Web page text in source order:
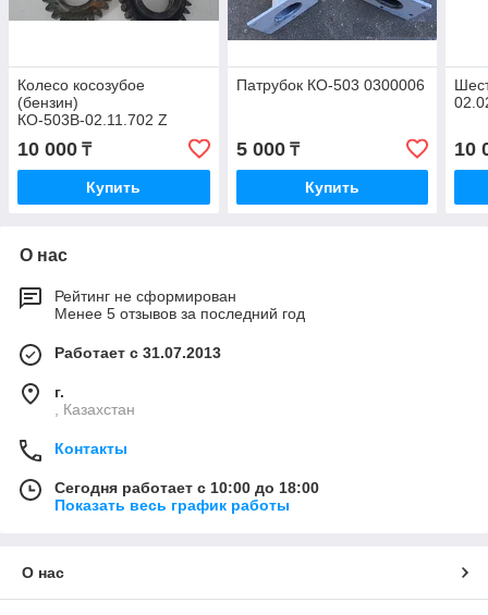
Колесо косозубое
(бензин)
КО-503В-02.11.702 Z
10 000 ₸
Купить
Патрубок КО-503 0300006
5 000₸
Купить
10
О нас
Рейтинг не сформирован
Менее 5 отзывов за последний год
Работает с 31.07.2013
г.
, Казахстан
Контакты
Сегодня работает с 10:00 до 18:00
Показать весь график работы
О нас